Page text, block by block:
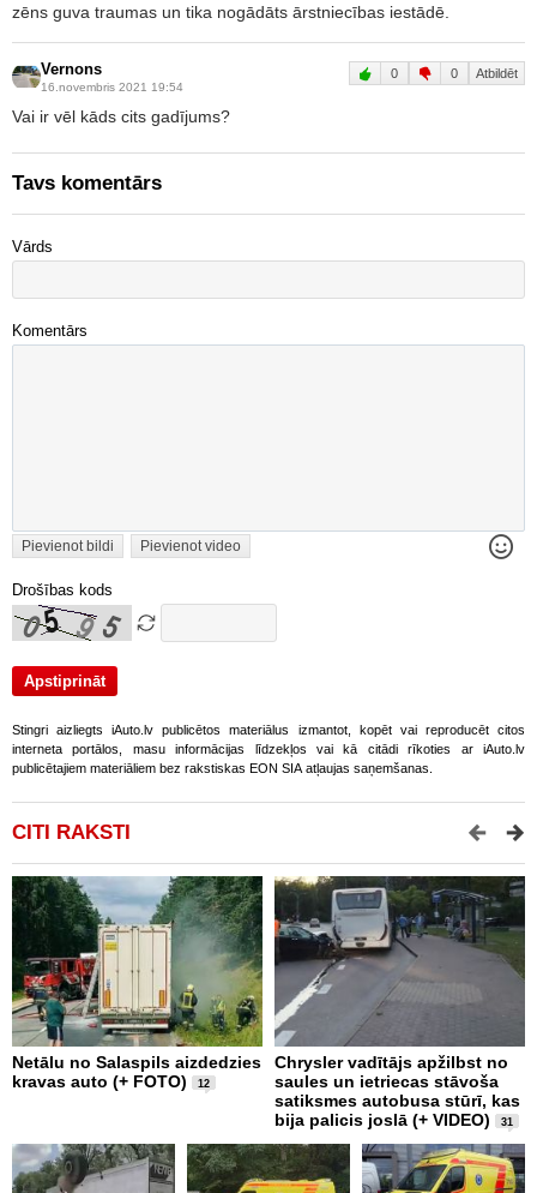
zēns guva traumas un tika nogādāts ārstniecības iestādē.
Vernons
16.novembris 2021 19:54
0 0 Atbildēt
Vai ir vēl kāds cits gadījums?
Tavs komentārs
Vārds
Komentārs
Pievienot bildi Pievienot video
Drošības kods
Stingri aizliegts iAuto.lv publicētos materiālus izmantot, kopēt vai reproducēt citos
interneta portālos, masu informācijas līdzekļos vai kā citādi rīkoties ar iAuto.lv
publicētajiem materiāliem bez rakstiskas EON SIA atļaujas saņemšanas.
CITI RAKSTI
Netālu no Salaspils aizdedzies
kravas auto (+ FOTO)
12
Chrysler vadītājs apžilbst no
saules un ietriecas stāvoša
satiksmes autobusa stūrī, kas
bija palicis joslā (+ VIDEO)
31